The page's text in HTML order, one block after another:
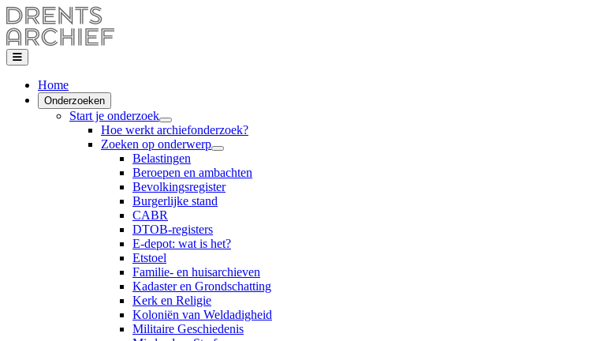
Home
Onderzoeken
Start je onderzoek
Hoe werkt archiefonderzoek?
Zoeken op onderwerp
Belastingen
Beroepen en ambachten
Bevolkingsregister
Burgerlijke stand
CABR
DTOB-registers
E-depot: wat is het?
Etstoel
Familie- en huisarchieven
Kadaster en Grondschatting
Kerk en Religie
Koloniën van Weldadigheid
Militaire Geschiedenis